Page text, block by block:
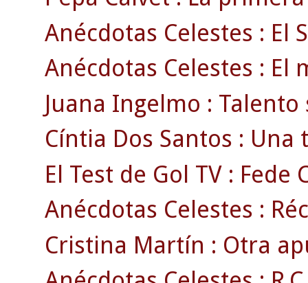
Anécdotas Celestes : El
Anécdotas Celestes : El
Juana Ingelmo :
Cíntia Dos Santos :
El Test de Gol TV : Fede
Anécdotas Celestes :
Cristina Martín : Otra